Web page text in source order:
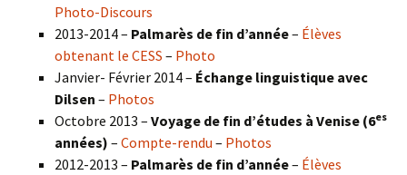
Photo-Discours
2013-2014 – Palmarès de fin d’année– Élèves
obtenant le CESS – Photo
Janvier- Février 2014 – Échange linguistique avec
Dilsen – Photos
Octobre 2013 – Voyage de fin d’études à Venise (6es
années) – Compte-rendu – Photos
2012-2013 – Palmarès de fin d’année– Élèves